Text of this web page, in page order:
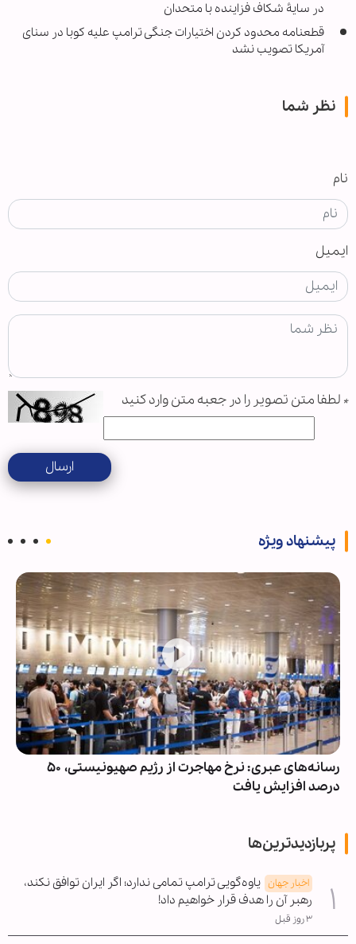
در سایۀ شکاف فزاینده با متحدان
قطعنامه محدود کردن اختیارات جنگی ترامپ علیه کوبا در سنای
آمریکا تصویب نشد
نظر شما
نام
ایمیل
* لطفا متن تصویر را در جعبه متن وارد کنید
ارسال
پیشنهاد ویژه
رسانه‌های عبری: نرخ مهاجرت از رژیم صهیونیستی، ۵۰
درصد افزایش یافت
پربازدیدترین‌ها
اخبار جهان یاوه‌گویی ترامپ تمامی ندارد؛ اگر ایران توافق نکند،
رهبر آن را هدف قرار خواهیم داد!
۳ روز قبل